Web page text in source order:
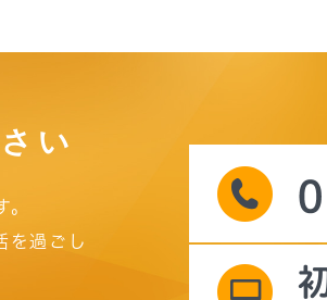
い
を過ごし